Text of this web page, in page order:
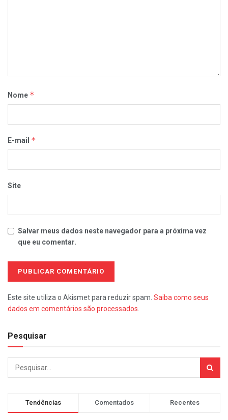
Nome *
E-mail *
Site
Salvar meus dados neste navegador para a próxima vez
que eu comentar.
Este site utiliza o Akismet para reduzir spam. Saiba como seus
dados em comentários são processados
Pesquisar
Tendências Comentados Recentes